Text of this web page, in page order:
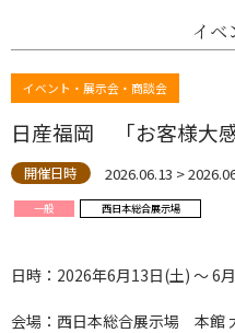
イベ
イベント・展示会・商談会
日産福岡 「お客様大感
開催日時 2026.06.13 >
一般 西日本総合展示場
日時：2026年6月13日(土) ～ 6
会場：西日本総合展示場 本館